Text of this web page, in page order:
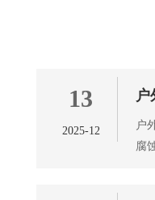
13
2025-12
户
户
腐